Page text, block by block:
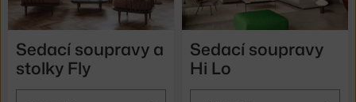
Sedací soupravy a
stolky Fly
Sedací soupravy
Hi Lo